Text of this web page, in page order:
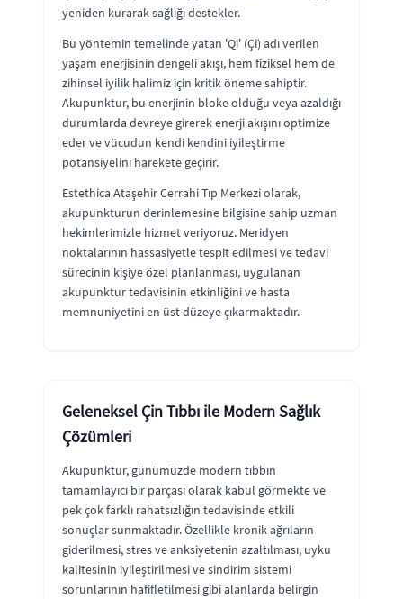
yeniden kurarak sağlığı destekler.
Bu yöntemin temelinde yatan 'Qi' (Çi) adı verilen
yaşam enerjisinin dengeli akışı, hem fiziksel hem de
zihinsel iyilik halimiz için kritik öneme sahiptir.
Akupunktur, bu enerjinin bloke olduğu veya azaldığı
durumlarda devreye girerek enerji akışını optimize
eder ve vücudun kendi kendini iyileştirme
potansiyelini harekete geçirir.
Estethica Ataşehir Cerrahi Tıp Merkezi olarak,
akupunkturun derinlemesine bilgisine sahip uzman
hekimlerimizle hizmet veriyoruz. Meridyen
noktalarının hassasiyetle tespit edilmesi ve tedavi
sürecinin kişiye özel planlanması, uygulanan
akupunktur tedavisinin etkinliğini ve hasta
memnuniyetini en üst düzeye çıkarmaktadır.
Geleneksel Çin Tıbbı ile Modern Sağlık
Çözümleri
Akupunktur, günümüzde modern tıbbın
tamamlayıcı bir parçası olarak kabul görmekte ve
pek çok farklı rahatsızlığın tedavisinde etkili
sonuçlar sunmaktadır. Özellikle kronik ağrıların
giderilmesi, stres ve anksiyetenin azaltılması, uyku
kalitesinin iyileştirilmesi ve sindirim sistemi
sorunlarının hafifletilmesi gibi alanlarda belirgin